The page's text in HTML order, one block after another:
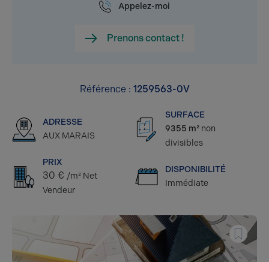
Appelez-moi
Prenons contact !
Référence : 1259563-0V
ADRESSE
AUX MARAIS
SURFACE
9355 m² non
divisibles
PRIX
30 € /m² Net
Vendeur
DISPONIBILITÉ
Immédiate